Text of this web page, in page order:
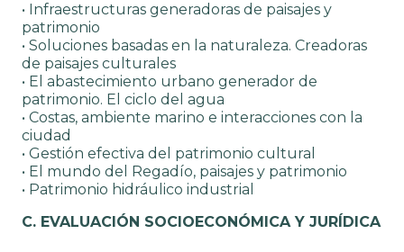
• Infraestructuras generadoras de paisajes y
patrimonio
• Soluciones basadas en la naturaleza. Creadoras
de paisajes culturales
• El abastecimiento urbano generador de
patrimonio. El ciclo del agua
• Costas, ambiente marino e interacciones con la
ciudad
• Gestión efectiva del patrimonio cultural
• El mundo del Regadío, paisajes y patrimonio
• Patrimonio hidráulico industrial
C. EVALUACIÓN SOCIOECONÓMICA Y JURÍDICA